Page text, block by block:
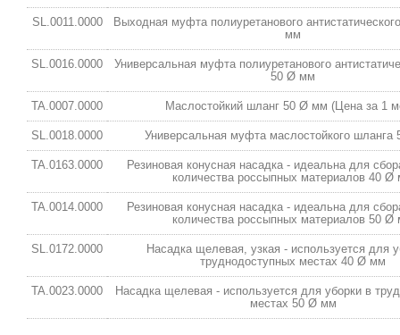
SL.0011.0000
Выходная муфта полиуретанового
мм
SL.0016.0000
Универсальная муфта полиуретанового
50 Ø мм
TA.0007.0000 Маслостойкий шланг 50 Ø мм (Цена за 1
SL.0018.0000 Универсальная муфта маслостойкого
TA.0163.0000
Резиновая конусная насадка - идеальна для
количества россыпных материалов 40 Ø
TA.0014.0000
Резиновая конусная насадка - идеальна для
количества россыпных материалов 50 Ø
SL.0172.0000
Насадка щелевая, узкая - используется для
труднодоступных местах 40 Ø мм
TA.0023.0000
Насадка щелевая - используется для уборки в
местах 50 Ø мм